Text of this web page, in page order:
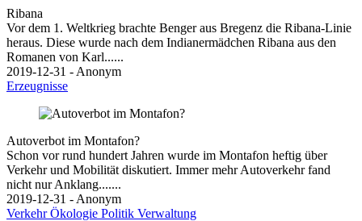
Ribana
Vor dem 1. Weltkrieg brachte Benger aus Bregenz die Ribana-Linie
heraus. Diese wurde nach dem Indianermädchen Ribana aus den
Romanen von Karl......
2019-12-31 - Anonym
Erzeugnisse
Autoverbot im Montafon?
Schon vor rund hundert Jahren wurde im Montafon heftig über
Verkehr und Mobilität diskutiert. Immer mehr Autoverkehr fand
nicht nur Anklang.......
2019-12-31 - Anonym
VerkehrÖkologie Politik Verwaltung